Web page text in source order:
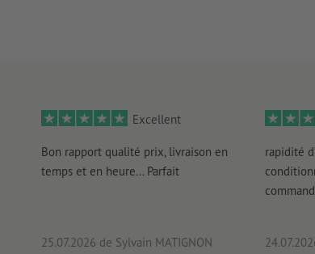
Excellent
Bon rapport qualité prix, livraison en
temps et en heure... Parfait
25.07.2026 de Sylvain MATIGNON
rapidité